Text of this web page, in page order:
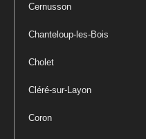
Cernusson
Chanteloup-les-Bois
Cholet
Cléré-sur-Layon
Coron